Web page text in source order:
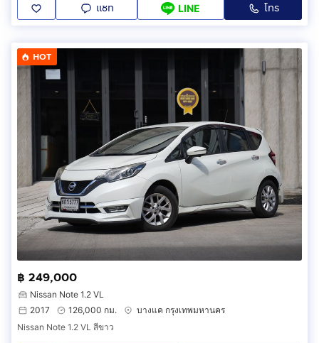
แชท LINE โทร
HOT
฿ 249,000
Nissan Note 1.2 VL
2017
126,000 กม.
บางแค กรุงเทพมหานคร
Nissan Note 1.2 VL สีขาว